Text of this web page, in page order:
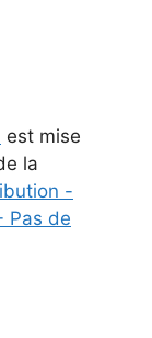
est mise
la
-
Pas de